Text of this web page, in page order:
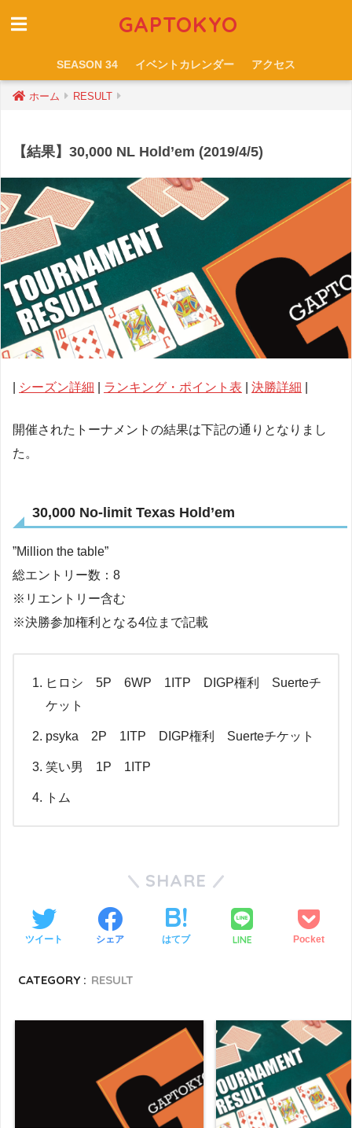
GAPTOKYO
SEASON 34 イベントカレンダー アクセス
ホーム RESULT
【結果】30,000 NL Hold’em (2019/4/5)
シーズン詳細 ランキング・ポイント表 決勝詳細
開催されたトーナメントの結果は下記の通りとなりまし
た。
30,000 No-limit Texas Hold’em
”Million the table”
総エントリー数：8
※リエントリー含む
※決勝参加権利となる4位まで記載
ヒロシ 5P 6WP 1ITP DIGP権利 Suerteチ
ケット
psyka 2P 1ITP DIGP権利 Suerteチケット
笑い男 1P 1ITP
トム
SHARE
ツイート シェア はてブ LINE Pocket
CATEGORY : RESULT